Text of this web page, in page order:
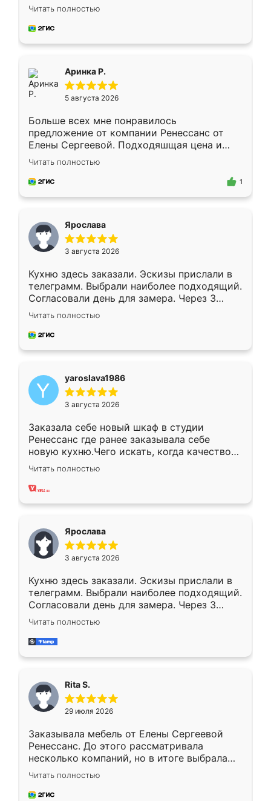
Замерщик приехал в субботу, подошёл к
делу со всей ответственностью. Собрали
за день, ребята работали аккуратно, даже
Читать полностью
Аринка Р.
5 августа 2026
Больше всех мне понравилось
предложение от компании Ренессанс от
Елены Сергеевой. Подходяшщая цена и
короткие сроки изготовления. Приехавший
для замера сотрудник Владислав
предложил по моему эскизу самый
Читать полностью
1
Ярослава
3 августа 2026
Кухню здесь заказали. Эскизы прислали в
телеграмм. Выбрали наиболее подходящий.
Согласовали день для замера. Через 3
недели кухня была уже готова. Остались
довольны работой. Спасибо Ренессанс
мебель за качественную работу!
Читать полностью
yaroslava1986
3 августа 2026
Заказала себе новый шкаф в студии
Ренессанс где ранее заказывала себе
новую кухню.Чего искать, когда качеством
вполне довольна. Служит кухня уже почти
два года, нареканий нет.
Читать полностью
Ярослава
3 августа 2026
Кухню здесь заказали. Эскизы прислали в
телеграмм. Выбрали наиболее подходящий.
Согласовали день для замера. Через 3
недели кухня была уже готова. Остались
довольны работой. Спасибо Ренессанс
мебель за качественную работу!
Читать полностью
Rita S.
29 июля 2026
Заказывала мебель от Елены Сергеевой
Ренессанс. До этого рассматривала
несколько компаний, но в итоге выбрала
эту. Сначала обговорили условия, потом
приехал замерщик, всё спокойно объяснил
и снял размеры. Изготовили в срок, с
Читать полностью